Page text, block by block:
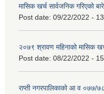
मासिक खर्च सार्वजनिक गरिएको बारे
Post date: 09/22/2022 -
२०७९ श्रावण महिनाको मासिक
Post date: 08/22/2022 -
राप्ती नगरपालिकाको आ व ०७७/